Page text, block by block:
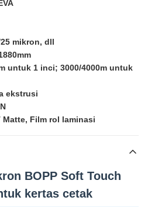
25 mikron, dll
untuk 1 inci; 3000/4000m untuk
ekstrusi
Matte, Film rol laminasi
BOPP Soft Touch
kertas cetak